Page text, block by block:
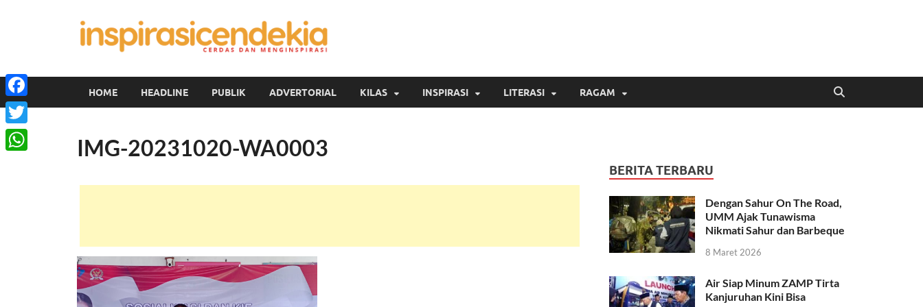
HOME HEADLINE PUBLIK ADVERTORIAL KILAS INSPIRASI LITERASI RAGAM
IMG-20231020-WA0003
BERITA TERBARU
Dengan Sahur On The Road,
UMM Ajak Tunawisma
Nikmati Sahur dan Barbeque
8 Maret 2026
Air Siap Minum ZAMP Tirta
Kanjuruhan Kini Bisa
Facebook
Twitter